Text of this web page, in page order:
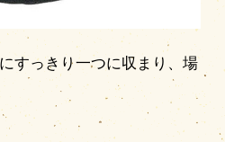
すっきり一つに収まり、場